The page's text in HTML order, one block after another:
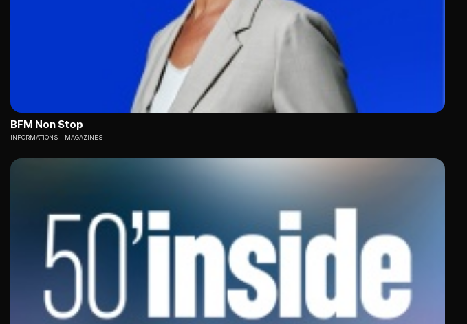
BFM Non Stop
INFORMATIONS MAGAZINES